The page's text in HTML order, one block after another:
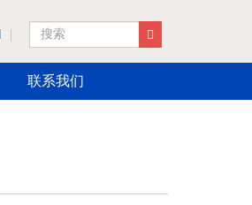
搜索
联系我们